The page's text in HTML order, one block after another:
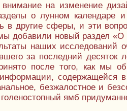
на изменение
о лунном календаре и
в другие сферы, и эти
добавили новый раздел
наших исследований
за последний десяток
после того, как мы
информации, содержащейся
безжалостное и
ямб